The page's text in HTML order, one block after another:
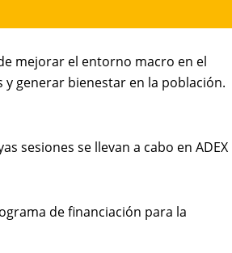
mejorar el entorno macro en el
generar bienestar en la población.
sesiones se llevan a cabo en ADEX
de financiación para la